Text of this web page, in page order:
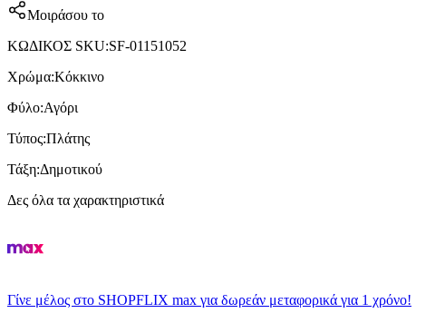
Μοιράσου το
ΚΩΔΙΚΟΣ SKU:SF-01151052
Χρώμα:Κόκκινο
Φύλο:Αγόρι
Τύπος:Πλάτης
Τάξη:Δημοτικού
Δες όλα τα χαρακτηριστικά
Γίνε μέλος στο SHOPFLIX max για δωρεάν μεταφορικά για 1 χρόνο!